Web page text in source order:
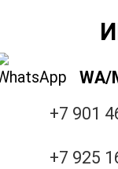
WA/
+7 901
+7 925